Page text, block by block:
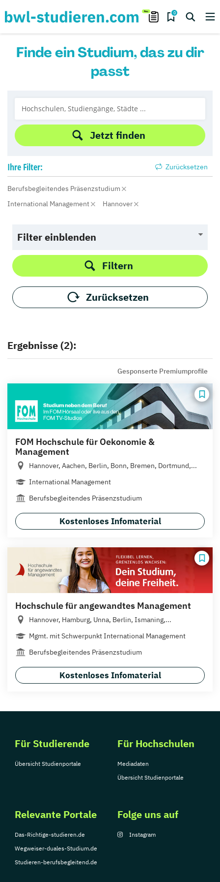
0
Finde ein Studium, das zu dir
passt
Jetzt finden
Ihre Filter: Zurücksetzen
Berufsbegleitendes Präsenzstudium
International Management
Hannover
Filter einblenden
Filtern
Zurücksetzen
Ergebnisse (2):
Gesponserte Premiumprofile
FOM Hochschule für Oekonomie &
Management
Hannover, Aachen, Berlin, Bonn, Bremen, Dortmund,...
International Management
Berufsbegleitendes Präsenzstudium
Kostenloses Infomaterial
Hochschule für angewandtes Management
Hannover, Hamburg, Unna, Berlin, Ismaning,...
Mgmt. mit Schwerpunkt International Management
Berufsbegleitendes Präsenzstudium
Kostenloses Infomaterial
Für Studierende
Übersicht Studienportale
Für Hochschulen
Mediadaten
Übersicht Studienportale
Relevante Portale
Das-Richtige-studieren.de
Wegweiser-duales-Studium.de
Studieren-berufsbegleitend.de
Folge uns auf
Instagram